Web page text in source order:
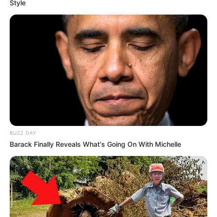
Bilder von Sehenswürdigkeiten mit touristischen
Informationen über Bingen:
Ausflugsziele, Sehenswürdigkeiten,
Freizeitangebote und Museen in und im Umkreis
von Bingen:
Style
BUZZ DAY
Barack Finally Reveals What's Going On With Michelle